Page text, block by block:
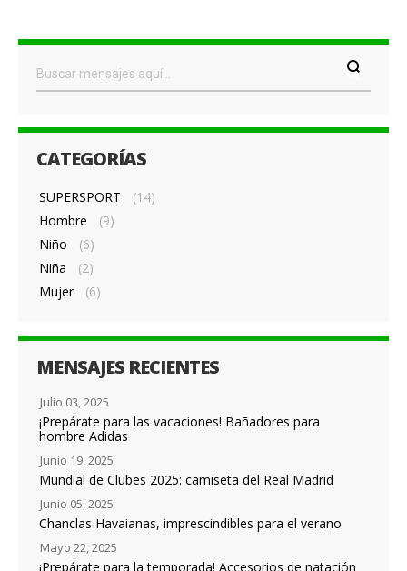
CATEGORÍAS
SUPERSPORT
(14)
Hombre
(9)
Niño
(6)
Niña
(2)
Mujer
(6)
MENSAJES RECIENTES
Julio 03, 2025
¡Prepárate para las vacaciones! Bañadores para
hombre Adidas
Junio 19, 2025
Mundial de Clubes 2025: camiseta del Real Madrid
Junio 05, 2025
Chanclas Havaianas, imprescindibles para el verano
Mayo 22, 2025
¡Prepárate para la temporada! Accesorios de natación